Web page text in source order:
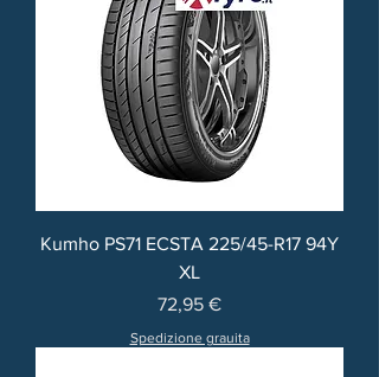
Kumho PS71 ECSTA 225/45-R17 94Y
XL
Prezzo
72,95 €
Spedizione grauita